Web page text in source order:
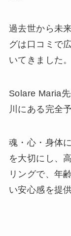
過去世から未
グは口コミで
いてきました。
Solare Maria
川にある完全
魂・心・身体
を大切にし、
リングで、年
い安心感を提